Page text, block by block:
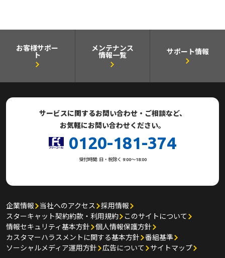
お客様サポー
ト
メンテナンス
情報一覧
サポート情報
サービスに関するお問い合わせ・ご相談など、
お気軽にお問い合わせください。
0120-181-374
受付時間: 日・祝除く 9:00～18:00
企業情報 当社へのアクセス
採用情報
スターキャット契約約款・利用規約
このサイトについて
情報セキュリティ基本方針
個人情報保護方針
カスタマーハラスメントに関する基本方針
番組基準
ソーシャルメディア運用方針
広告について サイトマップ